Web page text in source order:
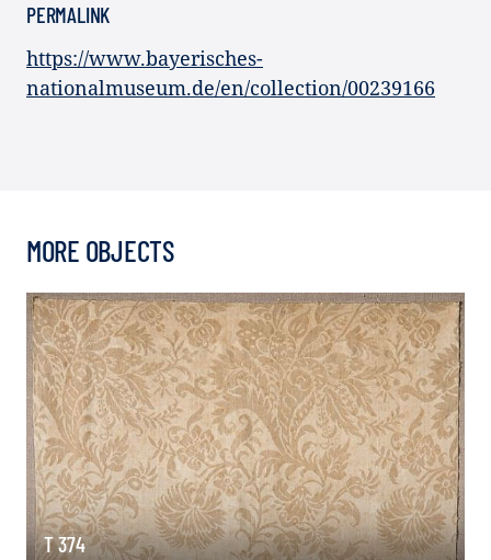
PERMALINK
https://www.bayerisches-
nationalmuseum.de/en/collection/00239166
MORE OBJECTS
T 374